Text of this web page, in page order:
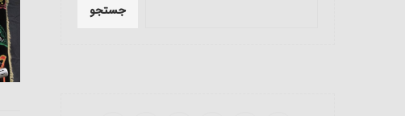
جستجو